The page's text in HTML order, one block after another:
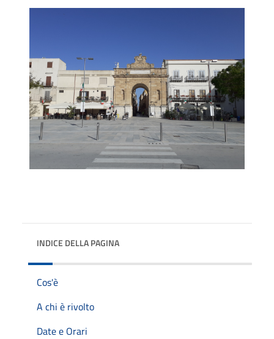
INDICE DELLA PAGINA
Cos'è
A chi è rivolto
Date e Orari